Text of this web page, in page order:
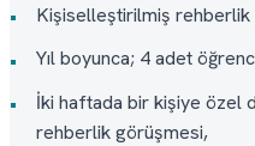
•
Kişiselleştirilmiş
•
Yıl boyunca; 4 adet
•
İki haftada bir kişiye özel
rehberlik görüşmesi,